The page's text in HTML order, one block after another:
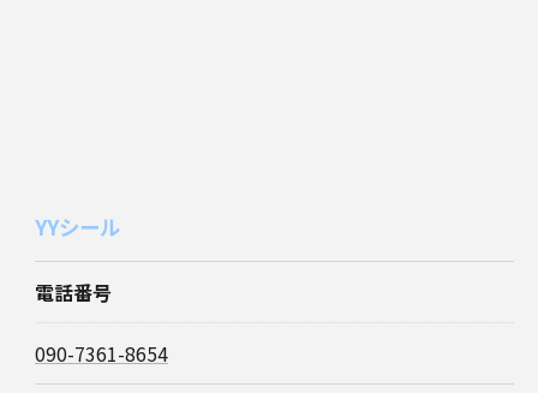
YYシール
電話番号
090-7361-8654